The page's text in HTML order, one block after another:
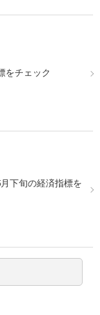
をチェック
下旬の経済指標を